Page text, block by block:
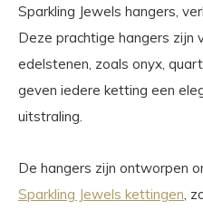
Sparkling Jewels hangers,
Deze prachtige hangers zijn
edelstenen, zoals onyx,
geven iedere ketting een
uitstraling.
De hangers zijn ontworpen
Sparkling Jewels kettingen,